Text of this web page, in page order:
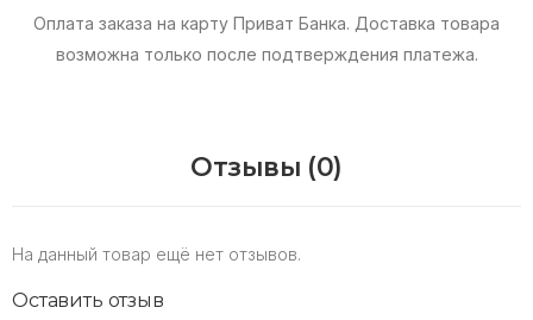
Оплата заказа на карту Приват Банка. Доставка товара
возможна только после подтверждения платежа.
Отзывы (0)
На данный товар ещё нет отзывов.
Оставить отзыв